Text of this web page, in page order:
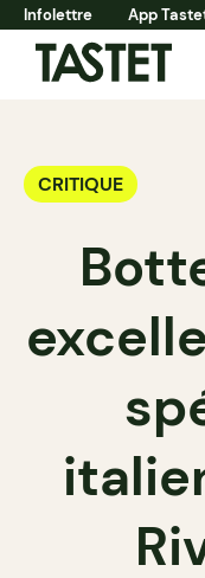
Infolettre App
CRITIQUE